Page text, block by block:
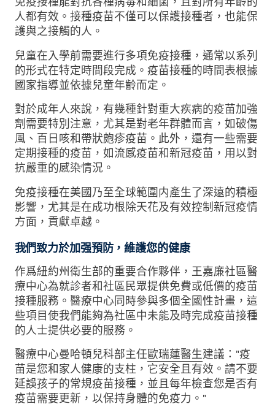
人都有效。接種疫苗不僅可以保護接種者，也能保
護與之接觸的人。
兒童在入學前需要進行多項免疫接種，通常以系列
的形式在特定時間段完成。疫苗接種的時間表根據
國家指導並依據兒童年齡而定。
對於成年人來說，有幾種針對重大疾病的疫苗加強
劑需要特別注意，尤其是對老年群體而言，如破傷
風、百日咳和帶狀皰疹疫苗。此外，還有一些需要
定期接種的疫苗，如流感疫苗和新冠疫苗，用以對
抗嚴重的感染情況。
免疫接種在美國乃至全球範圍内產生了深遠的積極
影響，尤其是在成功根除天花及有效控制新冠疫情
方面，貢獻卓越。
我們致力於加强預防，維護您的健康
作爲紐約州衛生部的重要合作夥伴，王嘉廉社區醫
療中心為就診者和社區民眾提供免費或低價的疫苗
接種服務。醫療中心同時參與多個全國性計畫，這
些項目使我們能夠為社區中未能及時完成疫苗接種
的人士提供必要的服務。
醫療中心曼哈頓兒科部主任歐瑞蓮醫生建議："疫
苗是您和家人健康的支柱，它安全且有效。請不要
延誤孩子的常規疫苗接種，並且每年檢查您是否有
疫苗需要更新，以保持身體的免疫力。"